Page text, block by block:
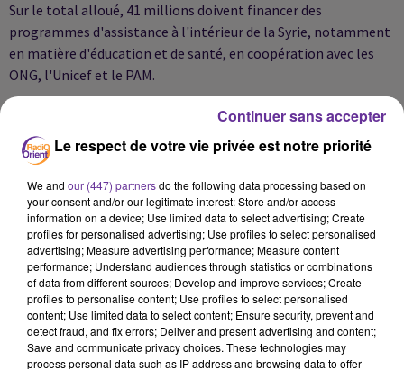
Sur le total alloué, 41 millions doivent financer des
programmes d'assistance à l'intérieur de la Syrie, notamment
en matière d'éducation et de santé, en coopération avec les
ONG, l'Unicef et le PAM.
Les réfugiés en Jordanie bénéficieront d'une enveloppe de 66
millions, dont 45 millions iront au ministère jordanien de
l'Education pour l'aider à scolariser les enfants syriens.
Le reste, 73 millions d'euros, est destiné aux réfugiés au Liban,
le plus gros des fonds (56,5 millions) devant être consacré à la
scolarisation et l'accès aux soins.
Ces fonds viennent s'ajouter à une enveloppe de 150 millions
Le respect de votre vie privée est notre priorité
We and our (447) partnersdo the following data processing based on
your consent and/or our legitimate interest: Store and/or access
information on a device; Use limited data to select advertising; Create
profiles for personalised advertising; Use profiles to select personalised
advertising; Measure advertising performance; Measure content
performance; Understand audiences through statistics or combinations
of data from different sources; Develop and improve services; Create
profiles to personalise content; Use profiles to select personalised
content; Use limited data to select content; Ensure security, prevent and
detect fraud, and fix errors; Deliver and present advertising and content;
Save and communicate privacy choices. These technologies may
process personal data such as IP address and browsing data to offer
Continuer sans accepter